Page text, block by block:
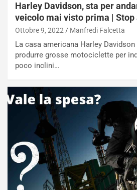
Harley Davidson, sta per
veicolo mai visto prima |
Ottobre 9, 2022 Manfredi Falcetta
La casa americana Harley
produrre grosse motociclette per
poco inclini…
ù
L
u
n
g
o
a
i
C
i
u
e
G
P
d
e
B
a
h
n
: